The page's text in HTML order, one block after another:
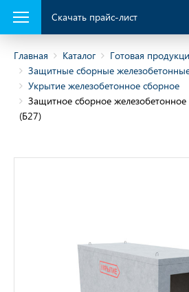
продукция
Скачать прайс-лист
Главная Каталог
Готовая
Защитные сборные
Укрытие железобетонное сборное
Защитное сборное
(Б27)